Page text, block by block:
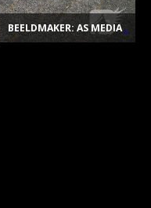
BEELDMAKER: AS MEDIA.